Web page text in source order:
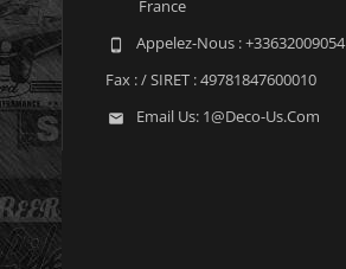
France
 Appelez-Nous :+33632009054
Fax :/ SIRET : 49781847600010
 Email Us: 1@deco-Us.com